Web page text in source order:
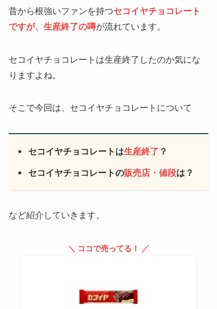
昔から根強いファンを持つセコイヤチョコレート
ですが、生産終了の噂が流れています。
セコイヤチョコレートは生産終了したのか気にな
りますよね。
そこで今回は、セコイヤチョコレートについて
セコイヤチョコレートは生産終了 ？
セコイヤチョコレートの販売店・値段は？
など紹介していきます。
＼ ココで売ってる！ ／